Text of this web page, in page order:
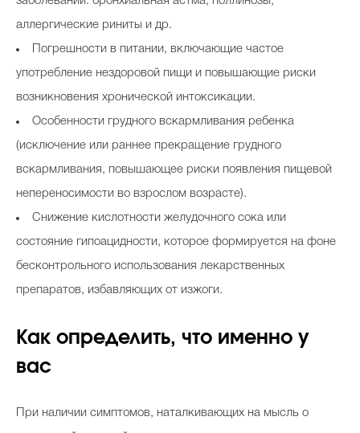
аллергические риниты и др.
Погрешности в питании, включающие частое
употребление нездоровой пищи и повышающие риски
возникновения хронической интоксикации.
Особенности грудного вскармливания ребенка
(исключение или раннее прекращение грудного
вскармливания, повышающее риски появления пищевой
непереносимости во взрослом возрасте).
Снижение кислотности желудочного сока или
состояние гипоацидности, которое формируется на фоне
бесконтрольного использования лекарственных
препаратов, избавляющих от изжоги.
Как определить, что именно у
вас
При наличии симптомов, наталкивающих на мысль о